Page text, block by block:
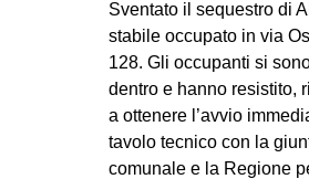
AFRICA
AMERICHE
ESTREMO
MEDIO ORIENTE
Sventato il sequestro di
stabile occupato in via
128. Gli occupanti si
dentro e hanno resistito,
a ottenere l’avvio
tavolo tecnico con la
comunale e la Regione